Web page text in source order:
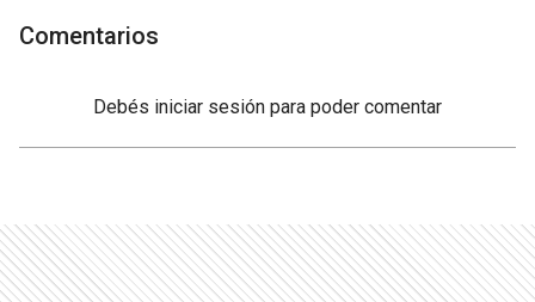
Comentarios
Debés iniciar sesión para poder comentar